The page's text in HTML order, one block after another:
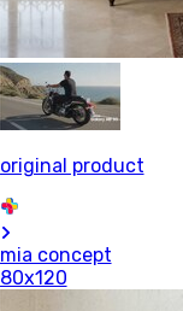
original product
mia concept
80x120